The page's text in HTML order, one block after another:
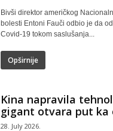
Bivši direktor američkog
bolesti Entoni Fauči odbio je da
Covid-19 tokom saslušanja...
Opširnije
Kina napravila
gigant otvara put ka
28. July 2026.